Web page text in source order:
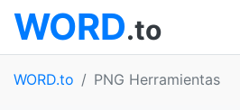
WORD.to
WORD.to PNG Herramientas